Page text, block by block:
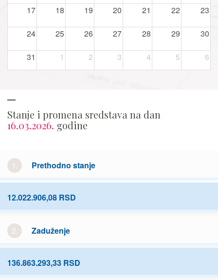
17 18 19 20 21 22 23
24 25 26 27 28 29 30
31 1 2 3 4 5 6
Stanje i promena sredstava na dan
16.03.2026. godine
1. Prethodno stanje
12.022.906,08 RSD
2. Zaduženje
136.863.293,33 RSD